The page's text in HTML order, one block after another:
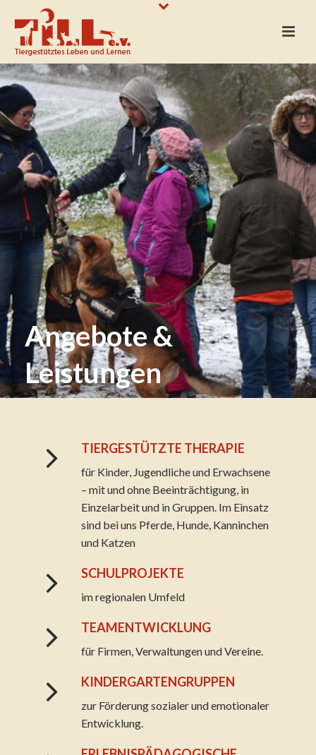
Angebote &
Leistungen
TIERGESTÜTZTE THERAPIE
für Kinder, Jugendliche und Erwachsene
– mit und ohne Beeinträchtigung, in
Einzelarbeit und in Gruppen. Im Einsatz
sind bei uns Pferde, Hunde, Kanninchen
und Katzen
SCHULPROJEKTE
im regionalen Umfeld
TEAMENTWICKLUNG
für Firmen, Verwaltungen und Vereine.
KINDERGARTENGRUPPEN
zur Förderung sozialer und emotionaler
Entwicklung.